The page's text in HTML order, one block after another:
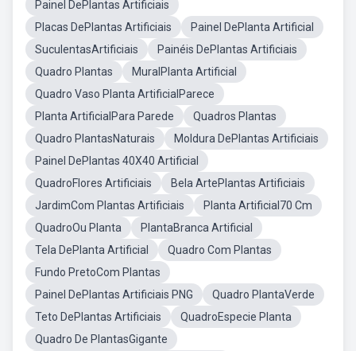
Painel DePlantas Artificiais
Placas DePlantas Artificiais
Painel DePlanta Artificial
SuculentasArtificiais
Painéis DePlantas Artificiais
Quadro Plantas
MuralPlanta Artificial
Quadro Vaso Planta ArtificialParece
Planta ArtificialPara Parede
Quadros Plantas
Quadro PlantasNaturais
Moldura DePlantas Artificiais
Painel DePlantas 40X40 Artificial
QuadroFlores Artificiais
Bela ArtePlantas Artificiais
JardimCom Plantas Artificiais
Planta Artificial70 Cm
QuadroOu Planta
PlantaBranca Artificial
Tela DePlanta Artificial
Quadro Com Plantas
Fundo PretoCom Plantas
Painel DePlantas Artificiais PNG
Quadro PlantaVerde
Teto DePlantas Artificiais
QuadroEspecie Planta
Quadro De PlantasGigante